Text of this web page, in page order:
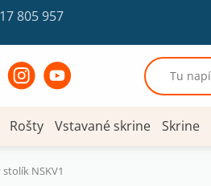
805 957
Rošty Vstavané skrine Skrine
NSKV1